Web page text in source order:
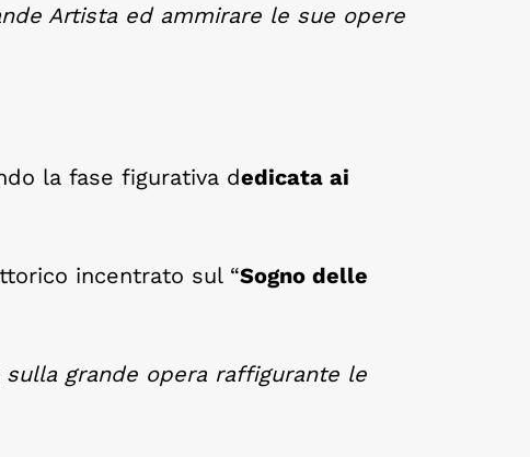
Artista ed ammirare le sue opere
la fase figurativa dedicata ai
incentrato sul “Sogno delle
sulla grande opera raffigurante le